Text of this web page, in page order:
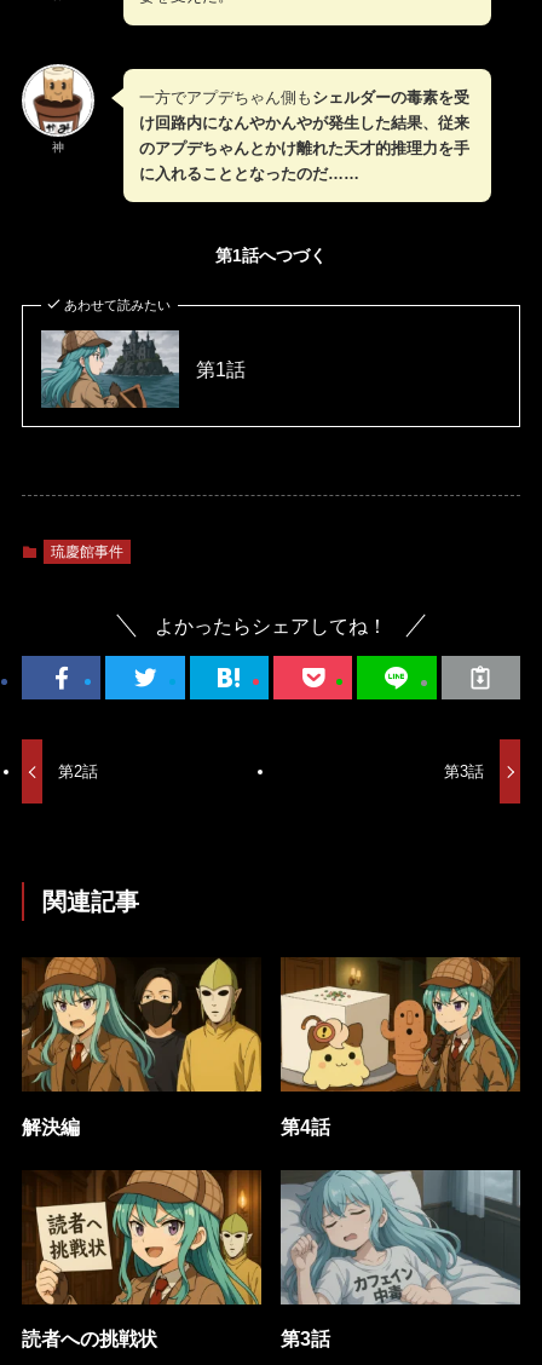
神
一方でアプデちゃん側も シェルダーの毒素を受
け回路内になんやかんやが発生した結果、従来
のアプデちゃんとかけ離れた天才的推理力を手
に入れることとなったのだ……
第1話へつづく
あわせて読みたい
第1話
琉慶館事件
よかったらシェアしてね！
第2話 第3話
関連記事
解決編 第4話
読者への挑戦状 第3話